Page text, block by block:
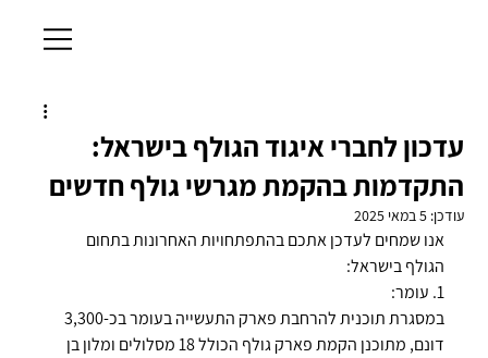
עדכון לחברי איגוד הגולף בישראל:
התקדמות בהקמת מגרשי גולף חדשים
עודכן:5 במאי 2025
אנו שמחים לעדכן אתכם בהתפתחויות האחרונות בתחום
הגולף בישראל:
1. עומר:
דונם, מתוכנן הקמת פארק גולף הכולל 18 מסלולים ומלון בן